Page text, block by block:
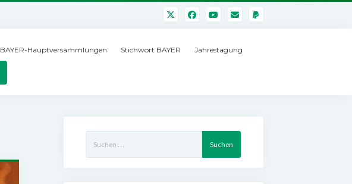
BAYER-Hauptversammlungen Stichwort BAYER Jahrestagung
nach: